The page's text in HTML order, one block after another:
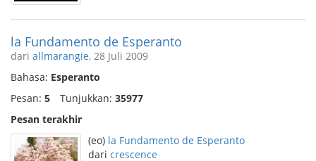
la Fundamento de Esperanto
dari allmarangie, 28 Juli 2009
Bahasa: Esperanto
Pesan: 5 Tunjukkan: 35977
Pesan terakhir
(eo) la Fundamento de Esperanto
dari crescence